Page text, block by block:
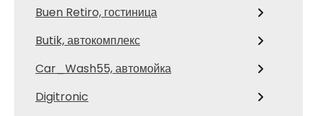
Buen Retiro, гостиница
Butik, автокомплекс
Car_Wash55, автомойка
Digitronic